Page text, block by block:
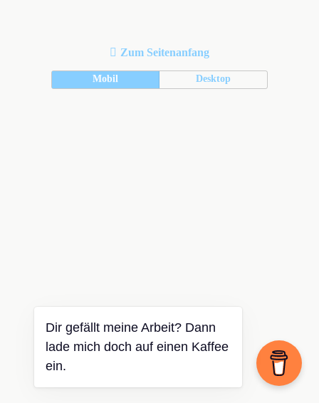
Zum Seitenanfang
Mobil Desktop
Dir gefällt meine Arbeit? Dann
lade mich doch auf einen Kaffee
ein.